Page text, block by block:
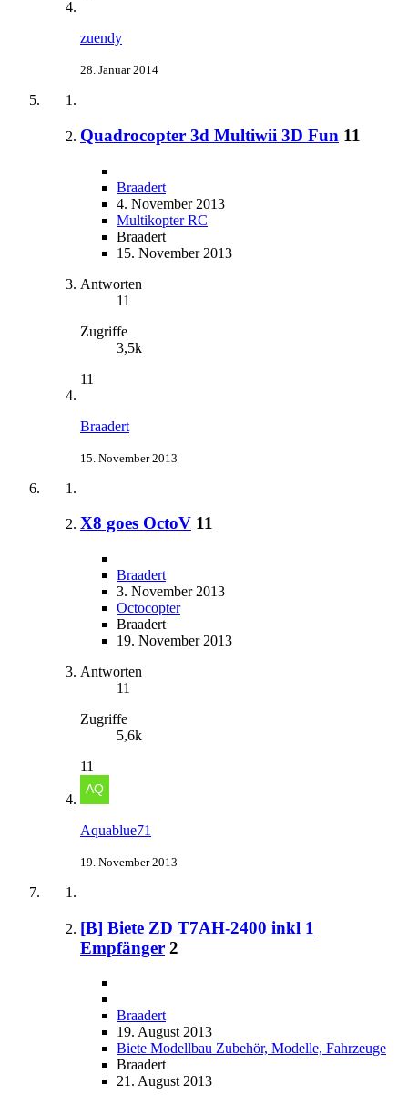
zuendy
28. Januar 2014
Quadrocopter 3d Multiwii 3D Fun 11
Braadert
4. November 2013
Multikopter RC
Braadert
15. November 2013
Antworten
11
Zugriffe
3,5k
11
Braadert
15. November 2013
X8 goes OctoV 11
Braadert
3. November 2013
Octocopter
Braadert
19. November 2013
Antworten
11
Zugriffe
5,6k
11
Aquablue71
19. November 2013
[B] Biete ZD T7AH-2400 inkl 1
Empfänger 2
Braadert
19. August 2013
Biete Modellbau Zubehör, Modelle, Fahrzeuge
Braadert
21. August 2013